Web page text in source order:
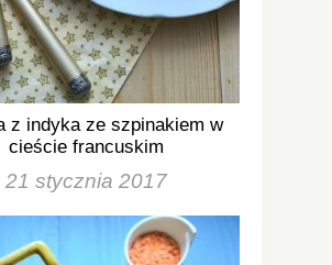
z indyka ze szpinakiem w
cieście francuskim
21 stycznia 2017